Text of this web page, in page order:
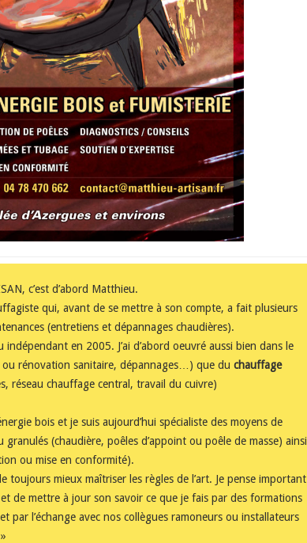
c’est d’abord Matthieu.
qui, avant de se mettre à son compte, a fait plusieurs
(entretiens et dépannages chaudières).
indépendant en 2005. J’ai d’abord oeuvré aussi bien dans le
rénovation sanitaire, dépannages…) que duchauffage
réseau chauffage central, travail du cuivre)
bois et je suis aujourd’hui spécialiste des moyens de
(chaudière, poêles d’appoint ou poêle de masse) ainsi
ou mise en conformité).
toujours mieux maîtriser les règles de l’art. Je pense important
de mettre à jour son savoir ce que je fais par des formations
par l’échange avec nos collègues ramoneurs ou installateurs